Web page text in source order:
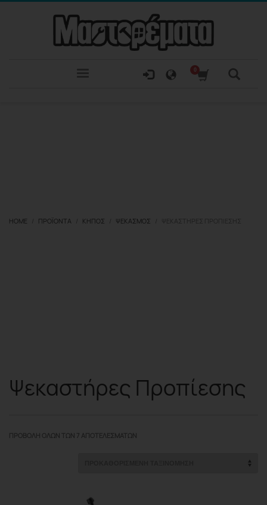
HOME ΠΡΟΪΌΝΤΑ ΚΉΠΟΣ ΨΕΚΑΣΜΌΣ ΨΕΚΑΣΤΉΡΕΣ ΠΡΟΠΊΕΣΗΣ
Ψεκαστήρες Προπίεσης
ΠΡΟΒΟΛΉ ΌΛΩΝ ΤΩΝ 7 ΑΠΟΤΕΛΕΣΜΆΤΩΝ